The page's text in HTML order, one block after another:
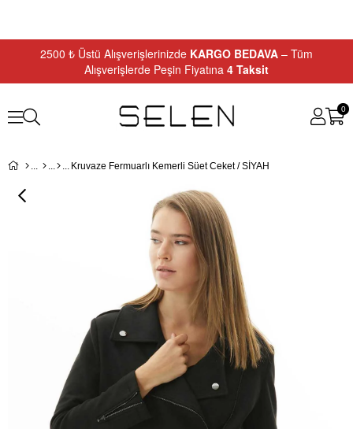
2500 ₺ Üstü Alışverişlerinizde KARGO BEDAVA – Tüm
Alışverişlerde Peşin Fiyatına 4 Taksit
0
Kruvaze Fermuarlı Kemerli Süet Ceket / SİYAH